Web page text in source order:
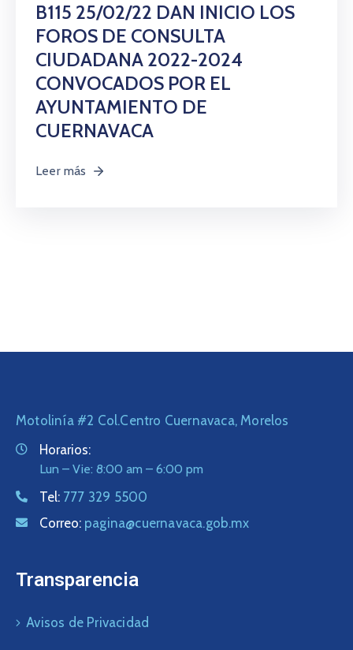
B115 25/02/22 DAN INICIO LOS
FOROS DE CONSULTA
CIUDADANA 2022-2024
CONVOCADOS POR EL
AYUNTAMIENTO DE
CUERNAVACA
Leer más
Motolinía #2 Col.Centro Cuernavaca, Morelos
Horarios:
Lun – Vie: 8:00 am – 6:00 pm
Tel: 777 329 5500
Correo: pagina@cuernavaca.gob.mx
Transparencia
Avisos de Privacidad